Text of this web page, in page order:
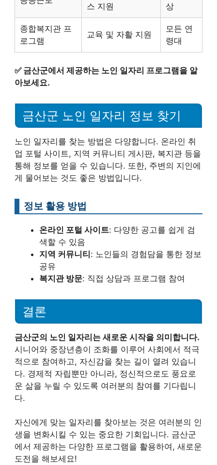
스 지원 상
종합복지관 프
로그램
교육 및 자활 지원
모든 연
령대
✅ 금산군에서 제공하는 노인 일자리 프로그램을 알
아보세요.
금산군 노인 일자리 정보 찾기
노인 일자리를 찾는 방법은 다양합니다. 온라인 취
업 포털 사이트, 지역 커뮤니티 게시판, 복지관 등을
통해 정보를 얻을 수 있습니다. 또한, 주변의 지인에
게 물어보는 것도 좋은 방법입니다.
정보 활용 방법
온라인 포털 사이트: 다양한 공고를 쉽게 검
색할 수 있음
지역 커뮤니티: 노인들의 경험담을 통한 정보
공유
복지관 방문: 직접 상담과 프로그램 참여
결론
금산군의 노인 일자리는 새로운 시작을 의미합니다.
시니어와 중장년층이 조화를 이루어 사회에서 적극
적으로 참여하고, 자신감을 찾는 길이 열려 있습니
다. 경제적 자립뿐만 아니라, 정신적으로도 풍요로
운 삶을 누릴 수 있도록 여러분의 참여를 기다립니
다.
자신에게 맞는 일자리를 찾아보는 것은 여러분의 인
생을 변화시킬 수 있는 중요한 기회입니다. 금산군
에서 제공하는 다양한 프로그램을 활용하여, 새로운
도전을 해보세요!